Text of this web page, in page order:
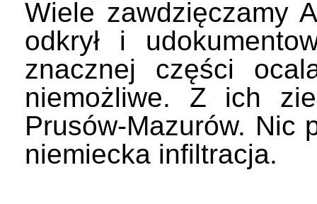
Wiele zawdzięczamy
odkrył i
znacznej części
niemożliwe. Z ich
Prusów-Mazurów. Nic
niemiecka infiltracja.